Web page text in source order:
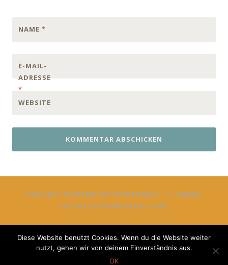
NAME *
E-MAIL-
ADRESSE
*
WEBSITE
PROUDLY POWERED BY WORDPRESS |
THEME:
FICTIVE BY WORDPRESS.COM.
Diese Website benutzt Cookies. Wenn du die Website weiter
nutzt, gehen wir von deinem Einverständnis aus.
OK